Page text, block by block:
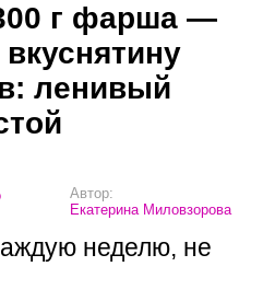
г фарша —
ленивый
Автор:
Екатерина Миловзорова
неделю, не